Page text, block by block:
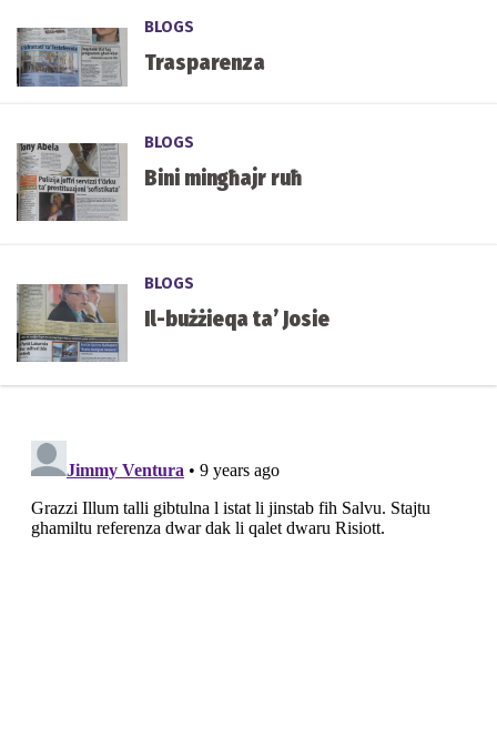
BLOGS
Trasparenza
BLOGS
Bini mingħajr ruħ
BLOGS
Il-bużżieqa ta’ Josie